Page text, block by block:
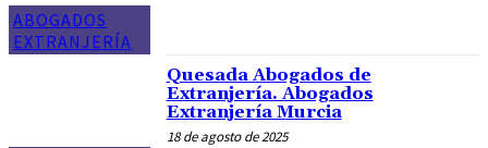
ABOGADOS
EXTRANJERÍA
Quesada Abogados de
Extranjería. Abogados
Extranjería Murcia
18 de agosto de 2025